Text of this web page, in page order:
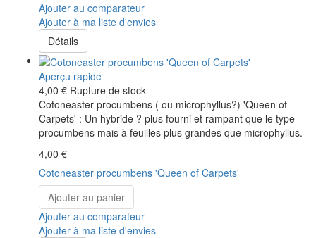
Ajouter au comparateur
Ajouter à ma liste d'envies
Détails
Aperçu rapide
4,00 € Rupture de stock
Cotoneaster procumbens ( ou microphyllus?) 'Queen of
Carpets' : Un hybride ? plus fourni et rampant que le type
procumbens mais à feuilles plus grandes que microphyllus.
4,00 €
Cotoneaster procumbens 'Queen of Carpets'
Ajouter au panier
Ajouter au comparateur
Ajouter à ma liste d'envies